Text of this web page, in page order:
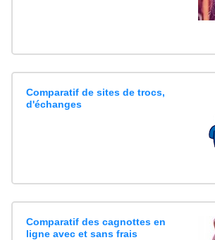
Comparatif de sites de trocs,
d'échanges
Comparatif des cagnottes en
ligne avec et sans frais